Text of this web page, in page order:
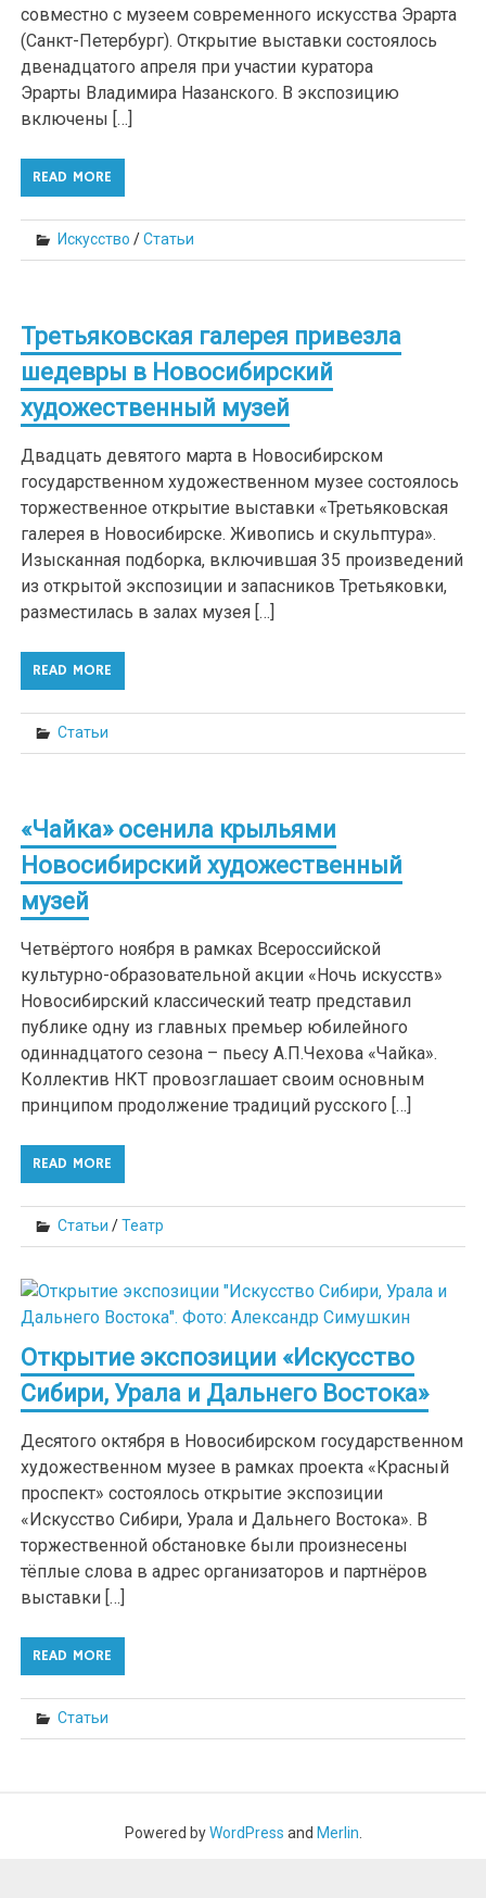
совместно с музеем современного искусства Эрарта
(Санкт-Петербург). Открытие выставки состоялось
двенадцатого апреля при участии куратора
Эрарты Владимира Назанского. В экспозицию
включены […]
READ MORE
Искусство /Статьи
Третьяковская галерея привезла
шедевры в Новосибирский
художественный музей
Двадцать девятого марта в Новосибирском
государственном художественном музее состоялось
торжественное открытие выставки «Третьяковская
галерея в Новосибирске. Живопись и скульптура».
Изысканная подборка, включившая 35 произведений
из открытой экспозиции и запасников Третьяковки,
разместилась в залах музея […]
READ MORE
Статьи
«Чайка» осенила крыльями
Новосибирский художественный
музей
Четвёртого ноября в рамках Всероссийской
культурно-образовательной акции «Ночь искусств»
Новосибирский классический театр представил
публике одну из главных премьер юбилейного
одиннадцатого сезона – пьесу А.П.Чехова «Чайка».
Коллектив НКТ провозглашает своим основным
принципом продолжение традиций русского […]
READ MORE
Статьи /Театр
Открытие экспозиции «Искусство
Сибири, Урала и Дальнего Востока»
Десятого октября в Новосибирском государственном
художественном музее в рамках проекта «Красный
проспект» состоялось открытие экспозиции
«Искусство Сибири, Урала и Дальнего Востока». В
торжественной обстановке были произнесены
тёплые слова в адрес организаторов и партнёров
выставки […]
READ MORE
Статьи
Powered byWordPress and Merlin.